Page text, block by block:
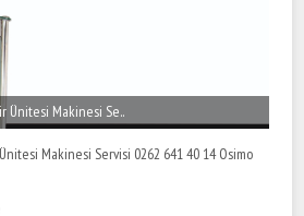
Ünitesi Makinesi Se..
Makinesi Servisi 0262 641 40 14 Osimo